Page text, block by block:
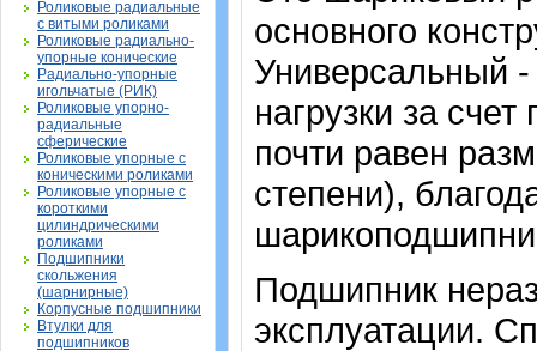
Роликовые радиальные
с витыми роликами
Роликовые радиально-
упорные конические
Радиально-упорные
игольчатые (РИК)
Роликовые упорно-
радиальные
сферические
Роликовые упорные с
коническими роликами
Роликовые упорные с
короткими
цилиндрическими
роликами
Подшипники
скольжения
(шарнирные)
Корпусные подшипники
Втулки для
подшипников
основного
Универсальный
нагрузки за
почти равен
степени),
Подшипник
эксплуатации.